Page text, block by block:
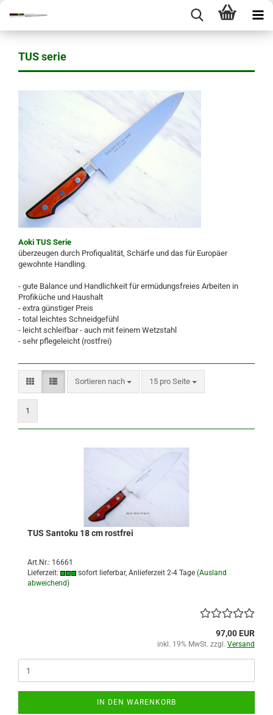
TUS serie
Aoki TUS Serie
überzeugen durch Profiqualität, Schärfe und das für Europäer
gewohnte Handling.
- gute Balance und Handlichkeit für ermüdungsfreies Arbeiten in
Profiküche und Haushalt
- extra günstiger Preis
- total leichtes Schneidgefühl
- leicht schleifbar - auch mit feinem Wetzstahl
- sehr pflegeleicht (rostfrei)
Sortieren nach
Sortieren nach 15 pro Seite
pro Seite
1
TUS Santoku 18 cm rostfrei
Art.Nr.: 16661
Lieferzeit:
sofort lieferbar, Anlieferzeit 2-4 Tage (Ausland
abweichend)
97,00 EUR
inkl. 19% MwSt. zzgl. Versand
IN DEN WARENKORB